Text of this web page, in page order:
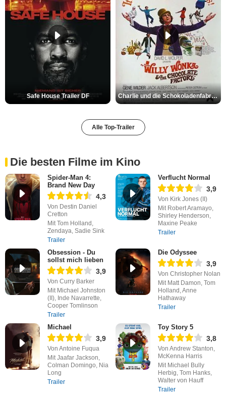
Safe House Trailer DF Charlie und die Schokoladenfabrik Trailer OV
Alle Top-Trailer
Die besten Filme im Kino
Spider-Man 4:
Brand New Day
4,3
Von Destin Daniel
Cretton
Mit Tom Holland,
Zendaya, Sadie Sink
Trailer
Verflucht Normal
3,9
Von Kirk Jones (II)
Mit Robert Aramayo,
Shirley Henderson,
Maxine Peake
Trailer
Obsession - Du
sollst mich lieben
3,9
Von Curry Barker
Mit Michael Johnston
(II), Inde Navarrette,
Cooper Tomlinson
Trailer
Die Odyssee
3,9
Von Christopher Nolan
Mit Matt Damon, Tom
Holland, Anne
Hathaway
Trailer
Michael
3,9
Von Antoine Fuqua
Mit Jaafar Jackson,
Colman Domingo, Nia
Long
Trailer
Toy Story 5
3,8
Von Andrew Stanton,
McKenna Harris
Mit Michael Bully
Herbig, Tom Hanks,
Walter von Hauff
Trailer